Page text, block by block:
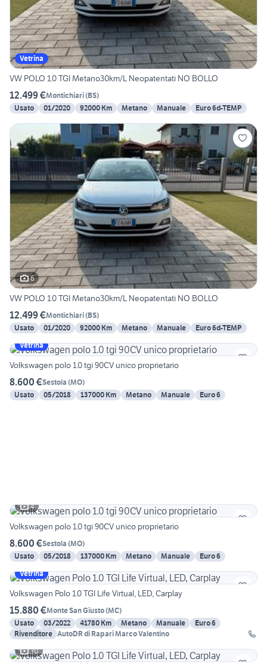
Vetrina
VW POLO 1.0 TGI Metano30km/L Neopatentati NO BOLLO
12.499 €Montichiari(BS)
Usato
01/2020 92000 Km Metano Manuale Euro 6d-TEMP
6
VW POLO 1.0 TGI Metano30km/L Neopatentati NO BOLLO
12.499 €Montichiari(BS)
Usato
01/2020 92000 Km Metano Manuale
Euro 6d-TEMP
Vetrina
Volkswagen polo 1.0 tgi 90CV unico proprietario
8.600 €Sestola (MO)
Usato
05/2018 137000 Km Metano Manuale Euro 6
4
Volkswagen polo 1.0 tgi 90CV unico proprietario
8.600 €Sestola (MO)
Usato
05/2018 137000 Km Metano Manuale
Euro 6
Vetrina
Volkswagen Polo 1.0 TGI Life Virtual, LED, Carplay
15.880 €Monte San Giusto(MC)
Usato
03/2022 41780 Km Metano Manuale
Euro 6
Rivenditore AutoDR di Rapari Marco Valentino
30